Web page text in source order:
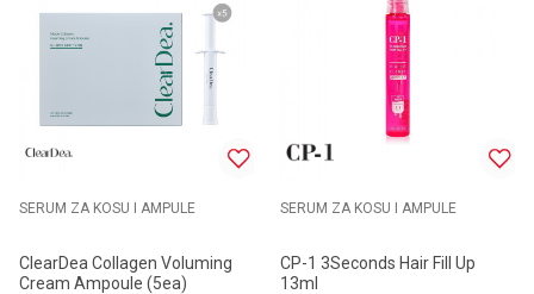
SERUM ZA KOSU I AMPULE
ClearDea Collagen Voluming
Cream Ampoule (5ea)
SERUM ZA KOSU I AMPULE
CP-1 3Seconds Hair Fill Up
13ml